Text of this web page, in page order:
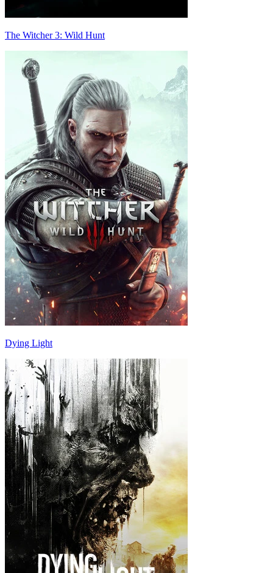
The Witcher 3: Wild Hunt
Dying Light